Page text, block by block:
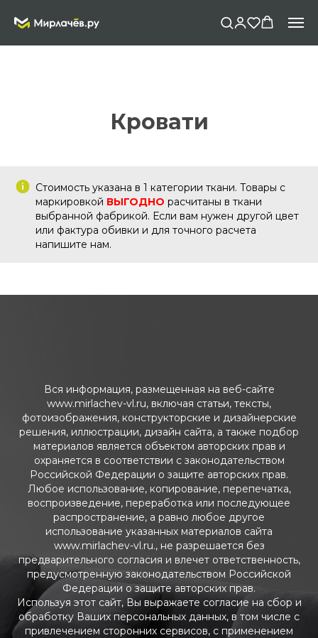
Кровати
Стоимость указана в 1 категории ткани. Товары с
маркировкой ВЫГОДНО расчитаны в ткани
выбранной фабрикой. Если вам нужен другой цвет
или фактура обивки и для точного расчета
напишите нам.
Вся информация, размещенная на веб-сайте
www.mirlachev-vl.ru, включая статьи, тексты,
фотоизображения, конструкторские и дизайнерские
решения, иллюстрации, дизайн сайта, а также подбор
материалов является объектом авторских прав и
охраняется в соответствии с законодательством
Российской Федерации о защите авторских прав.
Любое использование, копирование, перепечатка,
воспроизведение, переработка или последующее
распространение, а равно любое другое
использование указанных материалов сайта
www.mirlachev-vl.ru., не разрешается без
предварительного согласия и влечет ответственность,
предусмотренную законодательством Российской
Федерации о защите авторских прав.
Используя этот сайт, Вы выражаете согласие на сбор и
обработку Ваших персональных данных, в том числе с
привлечением сторонних сервисов, с применением